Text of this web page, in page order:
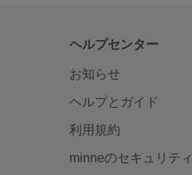
ヘルプセンター
お知らせ
ヘルプとガイド
利用規約
minneのセキュリティ